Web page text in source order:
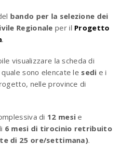
bando per la selezione dei
Regionale per il Progetto
.
visualizzare la scheda di
sono elencate le sedi e i
nelle province di
di 12 mesi e
6 mesi di tirocinio retribuito
di 25 ore/settimana).